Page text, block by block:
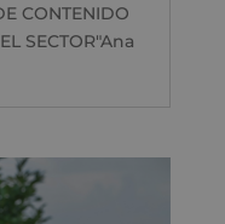
CONTENIDO
SECTOR"Ana